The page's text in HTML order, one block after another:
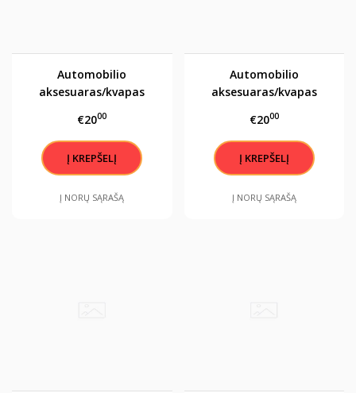
Automobilio
aksesuaras/kvapas
€2000
Į NORŲ SĄRAŠĄ
Automobilio
aksesuaras/kvapas
€2000
Į NORŲ SĄRAŠĄ